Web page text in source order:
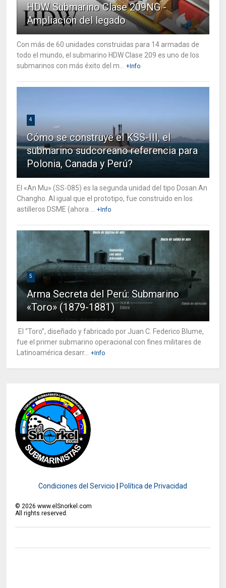
HDW Submarino Clase 209NG -
Ampliación del legado
Con más de 60 unidades construidas para 14 armadas de
todo el mundo, el submarino HDW Clase 209 es uno de los
submarinos con más éxito del m...
+Info
4
Cómo se construye el KSS-III, el
submarino sudcoreano referencia para
Polonia, Canada y Perú?
El «An Mu» (SS-085) es la segunda unidad del tipo Dosan An
Changho. Al igual que el prototipo, fue construido en los
astilleros DSME (ahora ...
+Info
5
Arma Secreta del Perú: Submarino
«Toro» (1879-1881)
El “Toro”, diseñado y fabricado por Juan C. Federico Blume,
fue el primer submarino operacional con fines militares de
Latinoamérica desarr...
+Info
Condiciones del Servicio Política de Privacidad
© 2026 www.elSnorkel.com
All rights reserved.